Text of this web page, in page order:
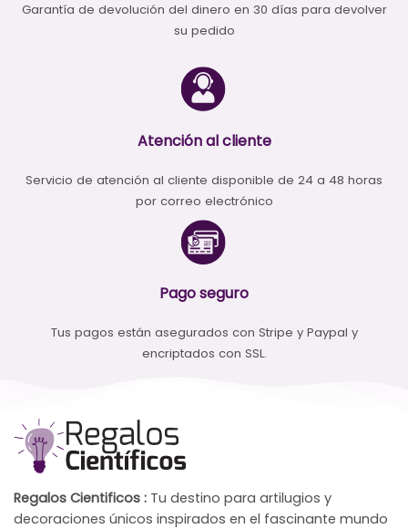
Garantía de devolución del dinero en 30 días para devolver
su pedido
Atención al cliente
Servicio de atención al cliente disponible de 24 a 48 horas
por correo electrónico
Pago seguro
Tus pagos están asegurados con Stripe y Paypal y
encriptados con SSL.
Regalos Cientificos : Tu destino para artilugios y
decoraciones únicos inspirados en el fascinante mundo